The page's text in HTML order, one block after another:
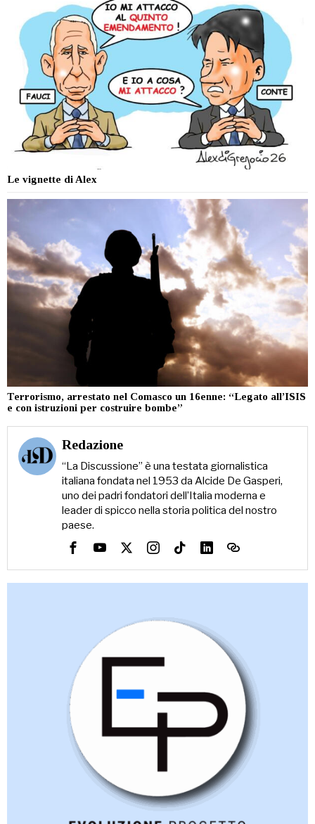
Le vignette di Alex
Terrorismo, arrestato nel Comasco un 16enne: “Legato all’ISIS
e con istruzioni per costruire bombe”
Redazione
“La Discussione” è una testata giornalistica
italiana fondata nel 1953 da Alcide De Gasperi,
uno dei padri fondatori dell’Italia moderna e
leader di spicco nella storia politica del nostro
paese.